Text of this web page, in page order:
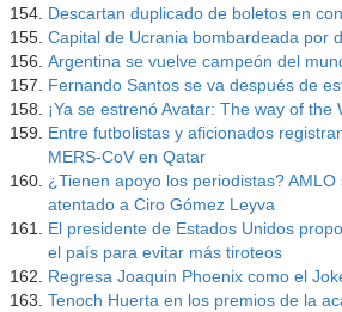
Descartan duplicado de boletos en
Capital de Ucrania bombardeada por
Argentina se vuelve campeón del
Fernando Santos se va después de
¡Ya se estrenó Avatar: The way of the
Entre futbolistas y aficionados
MERS-CoV en Qatar
¿Tienen apoyo los periodistas?
atentado a Ciro Gómez Leyva
El presidente de Estados Unidos
el país para evitar más tiroteos
Regresa Joaquin Phoenix como el
Tenoch Huerta en los premios de la